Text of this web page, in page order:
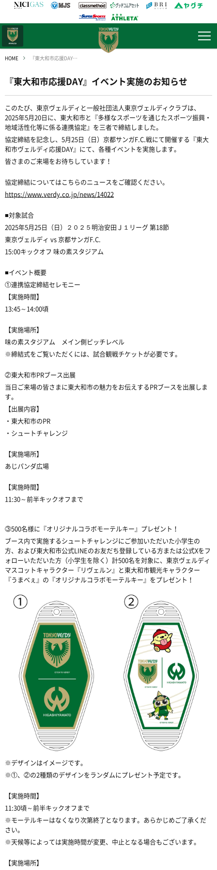
HOME 『東大和市応援DAY』イベント実施のお知らせ
『東大和市応援DAY』イベント実施のお知らせ
このたび、東京ヴェルディと一般社団法人東京ヴェルディクラブは、
2025年5月20日に、東大和市と『多様なスポーツを通じたスポーツ振興・
地域活性化等に係る連携協定』を三者で締結しました。
協定締結を記念し、5月25日（日）京都サンガF.C.戦にて開催する『東大
和市ヴェルディ応援DAY』にて、各種イベントを実施します。
皆さまのご来場をお待ちしています！
協定締結についてはこちらのニュースをご確認ください。
https://www.verdy.co.jp/news/14022
■対象試合
2025年5月25日（日）２０２５明治安田Ｊ１リーグ 第18節
東京ヴェルディ vs 京都サンガF.C.
15:00キックオフ 味の素スタジアム
■イベント概要
①連携協定締結セレモニー
【実施時間】
13:45～14:00頃
【実施場所】
味の素スタジアム メイン側ピッチレベル
※締結式をご覧いただくには、試合観戦チケットが必要です。
②東大和市PRブース出展
当日ご来場の皆さまに東大和市の魅力をお伝えするPRブースを出展しま
す。
【出展内容】
・東大和市のPR
・シュートチャレンジ
【実施場所】
あじパンダ広場
【実施時間】
11:30～前半キックオフまで
③500名様に『オリジナルコラボモーテルキー』プレゼント！
ブース内で実施するシュートチャレンジにご参加いただいた小学生の
方、および東大和市公式LINEのお友だち登録している方または公式Xをフ
ォローいただいた方（小学生を除く）計500名を対象に、東京ヴェルディ
マスコットキャラクター『リヴェルン』と東大和市観光キャラクター
『うまべぇ』の『オリジナルコラボモーテルキー』をプレゼント！
※デザインはイメージです。
※①、②の2種類のデザインをランダムにプレゼント予定です。
【実施時間】
11:30頃～前半キックオフまで
※モーテルキーはなくなり次第終了となります。あらかじめご了承くだ
さい。
※天候等によっては実施時間が変更、中止となる場合もございます。
【実施場所】